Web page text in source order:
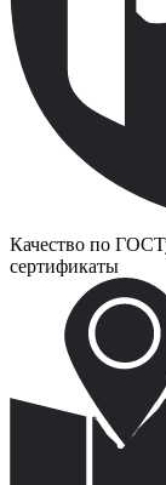
Качество по
сертификаты